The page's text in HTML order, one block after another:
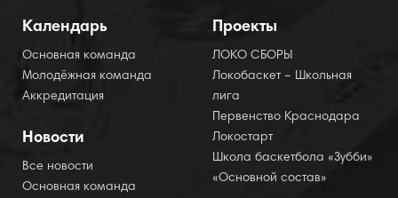
Календарь
Основная команда
Молодёжная команда
Аккредитация
Новости
Все новости
Основная команда
Проекты
ЛОКО СБОРЫ
Локобаскет – Школьная
лига
Первенство Краснодара
Локостарт
Школа баскетбола «Зубби»
«Основной состав»